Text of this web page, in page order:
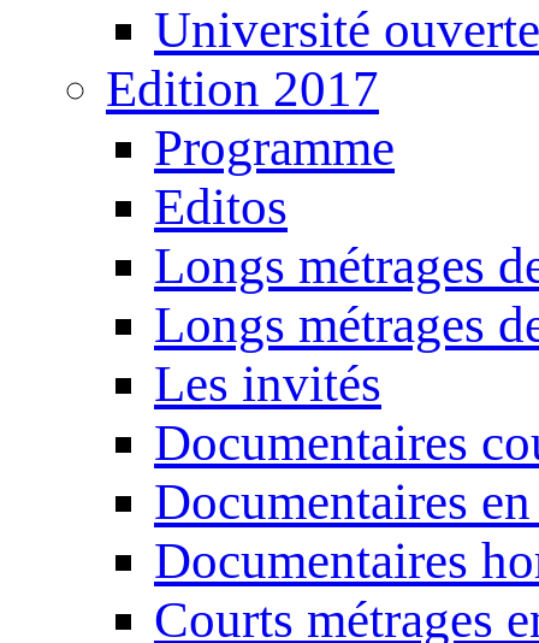
Université ouverte
Edition 2017
Programme
Editos
Longs métrages
Longs métrages
Les invités
Documentaires
Documentaires
Documentaires
Courts métrages